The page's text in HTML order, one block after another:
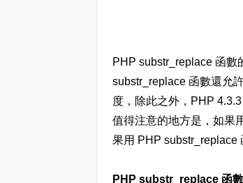
PHP substr_replace 函數
substr_replace 函數還允
度，除此之外，PHP
值得注意的地方是，如果
果用 PHP substr_replace
PHP substr_replace 函